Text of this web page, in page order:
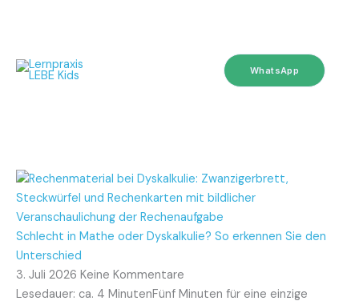
Inhalt
springen
WhatsApp
Schlecht in Mathe oder Dyskalkulie? So erkennen Sie den
Unterschied
3. Juli 2026 Keine Kommentare
Lesedauer: ca. 4 MinutenFünf Minuten für eine einzige